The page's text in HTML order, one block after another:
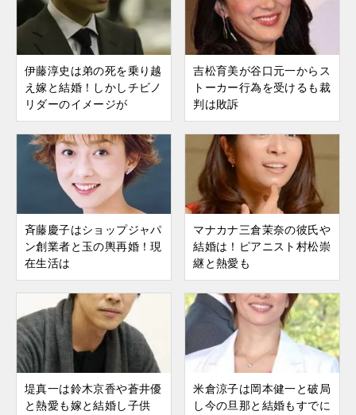
伊藤淳史は弟の死を乗り越
え嫁と結婚！しかしチビノ
リダーのイメージが
吉松育美が谷口元一からス
トーカー行為を受けるも裁
判は敗訴
斉藤慶子はショップジャパ
ン創業者と玉の輿再婚！現
在生活は
マナカナ三倉茉奈の彼氏や
結婚は！ピアニスト村松崇
継と熱愛も
堤真一は鈴木京香や蒼井優
と熱愛も嫁と結婚し子供
米倉涼子は岡本健一と破局
し今の旦那と結婚もすでに